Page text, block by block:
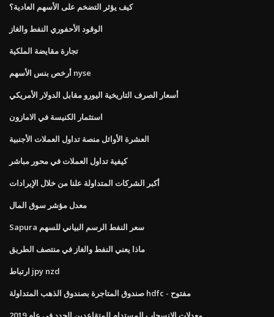
كيف يؤثر التضخم على الأسهم العادية؟
الوقود الأحفوري النفط والغاز
تجارة مقايضة الملكية
أرخص بنس الأسهم nyse
أسعار الصرف التاريخية اليورو مقابل الدولار الأمريكي
استثمار الكنيسة في الامازون
العشرة الأوائل منصة تداول العملات الأجنبية
كيفية تداول العملات في محور مباشر
أكبر الشركات المتداولة علنا ​​من خلال الإيرادات
معدل مؤشر سوق المال
Sapura سعر النفط الرسم البياني للسهم
ماذا يعني النفط والغاز في منتصف الطريق
ارتباط jpy nzd
صندوق المتاجرة بصندوق الذهب المتداولة hdfc - مفتوح